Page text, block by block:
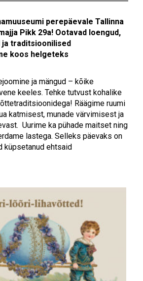
perepäevale Tallinna
Pikk 29a! Ootavad loengud,
ja traditsioonilised
koos helgeteks
ja mängud – kõike
keeles. Tehke tutvust kohalike
Räägime ruumi
katmisest, munade värvimisest ja
Uurime ka pühade maitset ning
lastega. Selleks päevaks on
küpsetanud ehtsaid